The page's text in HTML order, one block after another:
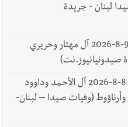
لبنان - جريدة
وفاة الحاجة هدية إبراهيم مهتار - 9-8-2026 آل مهتار وحريري
صيدونيانيوز.نت)
وفاة الحاجة وداد علي الحاج داوود 8-8-2026 آل الأحمد وداوود
(وفيات صيدا – لبنان-